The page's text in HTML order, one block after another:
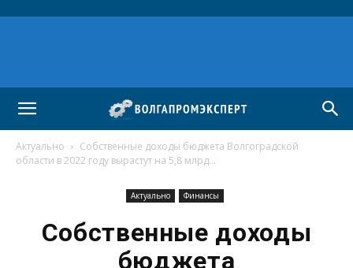
Актуально
Собственные доходы бюджета Волгоградской
области в 2022 году вырастут на 5,8 млрд...
Актуально Финансы
Собственные доходы
бюджета